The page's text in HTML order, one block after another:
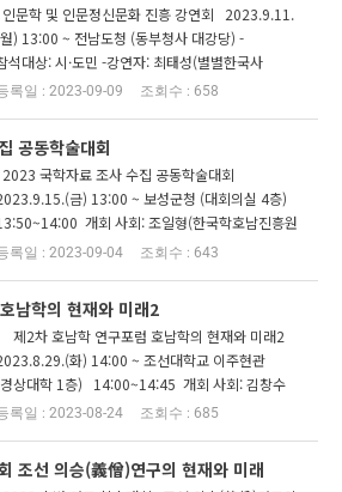
인문학 및 인문정신문화 진흥 강연회 2023.9.11.
) 13:00 ~ 전남도청 (동부청사 대강당) -
석대상: 시·도민 -강연자: 최태성(별별한국사
구소장) -주최·주관: 전라남도, 한국...
2023-09-09 658
공동학술대회
2023 국학자료 조사 수집 공동학술대회
금) 13:00 ~ 보성군청 (대회의실 4층)
개회 사회: 조일형(한국학호남진흥원
구위원) 기관장 인사말(환영사 및 축사) :&...
2023-09-04 643
남학의 현재와 미래2
제2차 호남학 연구포럼 호남학의 현재와 미래2
화) 14:00 ~ 조선대학교 이주현관
상대학 1층) 14:00~14:45 개회 사회: 김창수
남대학교) 개회...
2023-08-24 685
조선 의승(義僧)연구의 현재와 미래